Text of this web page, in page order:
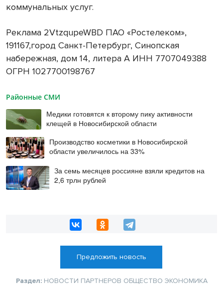
коммунальных услуг.
Реклама 2VtzqupeWBD ПАО «Ростелеком»,
191167,город Санкт-Петербург, Синопская
набережная, дом 14, литера А ИНН 7707049388
ОГРН 1027700198767
Районные СМИ
Медики готовятся к второму пику активности
клещей в Новосибирской области
Производство косметики в Новосибирской
области увеличилось на 33%
За семь месяцев россияне взяли кредитов на
2,6 трлн рублей
Предложить новость
Раздел: НОВОСТИ ПАРТНЕРОВ ОБЩЕСТВО ЭКОНОМИКА